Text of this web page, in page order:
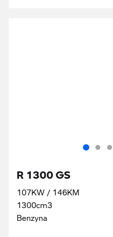
R 1300 GS
107KW / 146KM
1300cm3
Benzyna